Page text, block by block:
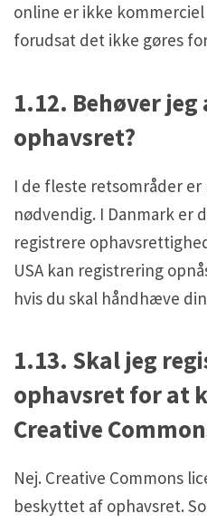
online er ikke
forudsat det ikke gøres
1.12. Behøver
ophavsret?
I de fleste retsområder
nødvendig. I Danmark er
registrere
USA kan registrering
hvis du skal håndhæve
1.13. Skal jeg
ophavsret for at
Creative
Nej. Creative Commons
beskyttet af ophavsret.